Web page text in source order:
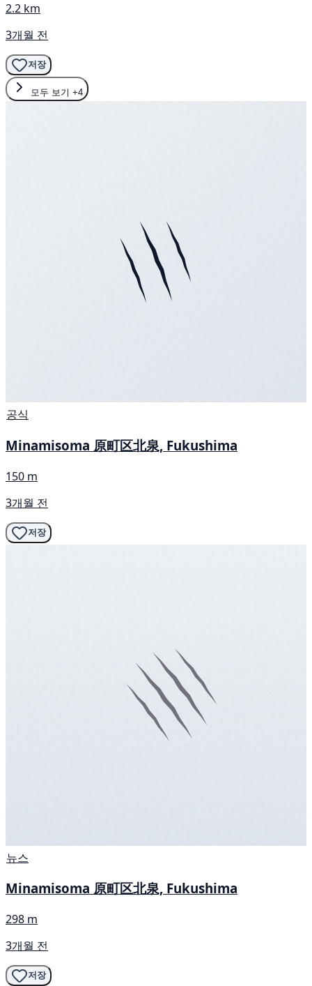
2.2 km
3개월 전
저장
모두 보기 +4
공식
Minamisoma 原町区北泉, Fukushima
150 m
3개월 전
저장
뉴스
Minamisoma 原町区北泉, Fukushima
298 m
3개월 전
저장